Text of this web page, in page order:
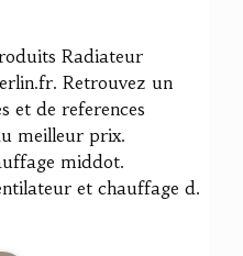
Radiateur
Retrouvez un
et de references
meilleur prix.
middot.
et chauffage d.